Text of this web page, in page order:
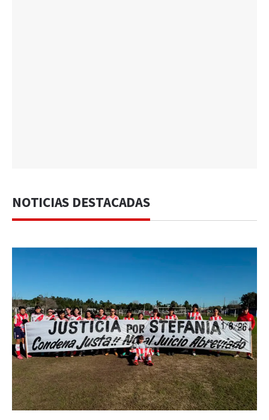
NOTICIAS DESTACADAS